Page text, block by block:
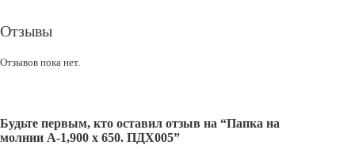
Отзывы
Отзывов пока нет.
Будьте первым, кто оставил отзыв на “Папка на
молнии А-1,900 х 650. ПДХ005”